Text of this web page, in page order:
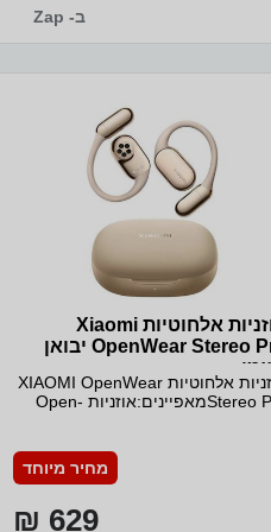
ערכה: מארז טעינה / זוג אוזניות /
חשמל ואלקטרוניקה היבואן הרשמי
ב- Zap
אוזניות ‏אלחוטיות Xiaomi
OpenWear Stereo Pro יבואן
אוזניות אלחוטיות XIAOMI OpenWear
Stereo Proמאפיינים:אוזניות Open-
מתכווננת ומאפשרת התאמה
לאוזן, עמידות לאורך
עם בס עוצמתי, טוויטר קרמי וצליל Hi-
מחיר מיוחד
629 ₪